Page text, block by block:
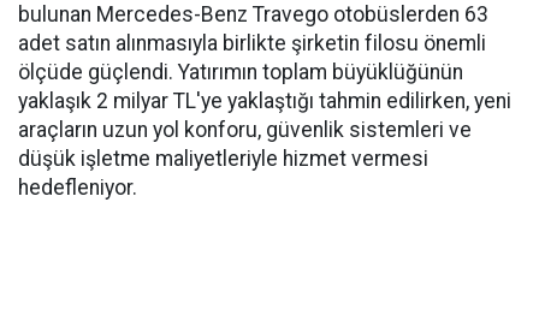
bulunan Mercedes-Benz Travego otobüslerden 63
adet satın alınmasıyla birlikte şirketin filosu önemli
ölçüde güçlendi. Yatırımın toplam büyüklüğünün
yaklaşık 2 milyar TL'ye yaklaştığı tahmin edilirken, yeni
araçların uzun yol konforu, güvenlik sistemleri ve
düşük işletme maliyetleriyle hizmet vermesi
hedefleniyor.